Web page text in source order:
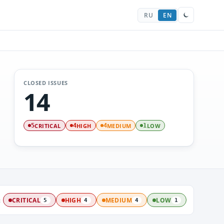
RU EN
CLOSED ISSUES
14
5CRITICAL 4HIGH 4MEDIUM 1LOW
CRITICAL 5 HIGH 4 MEDIUM 4 LOW 1